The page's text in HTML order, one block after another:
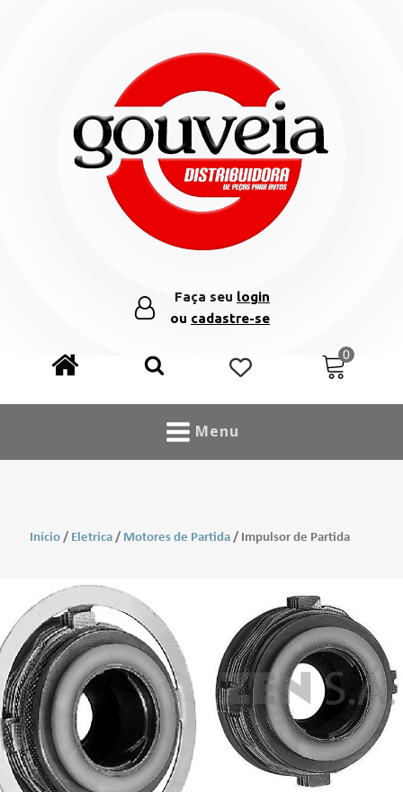
Faça seu login
ou cadastre-se
Menu
Início / Eletrica / Motores de Partida / Impulsor de Partida